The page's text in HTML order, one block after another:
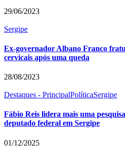
29/06/2023
Sergipe
Ex-governador Albano Franco
cervicais após uma queda
28/08/2023
Destaques - PrincipalPolíticaSergipe
Fábio Reis lidera mais uma
deputado federal em Sergipe
01/12/2025